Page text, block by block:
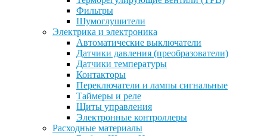
Фильтры
Шумоглушители
Электрика и электроника
Автоматические выключатели
Датчики давления (преобразователи)
Датчики температуры
Контакторы
Переключатели и лампы сигнальные
Таймеры и реле
Щиты управления
Электронные контроллеры
Расходные материалы